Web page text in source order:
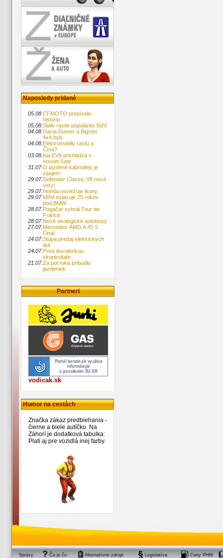
Naposledy pridané
05.08.CFMOTO prepísalo
históriu
05.08.Stále rastie popularita SUV
04.08.Dacia Duster a Bigster
4x4 hyb
04.08.Elektromobily rastú a
Čína?
03.08.Kia EV9 prichádza v
novom šate
31.07.O jazdené kabriolety je
záujem
29.07.Defender Classic V8 nová
verzi
29.07.Honda osviežuje ikony
29.07.MINI oslavuje 25 rokov
pod BMW
28.07.Pogačar vyhral Tour de
France
28.07.Nové ekologické autobusy
27.07.Mercedes-AMG A 45 S
Final
24.07.Stúpa predaj elektrických
áut
24.07.Pred dovolenkou
skontrolujte..
21.07.Za pol roka pribudlo
jazdeniek
Partneri
vodicak.sk
Humor na cestách
Značka zákaz predbiehania -
čierne a biele autíčko. Na
Záhorí je dodatková tabulka:
Platí aj pre vozidlá inej farby.
Správy Čo je čo Alternatívne zdroje Legislatíva Ceny PHM